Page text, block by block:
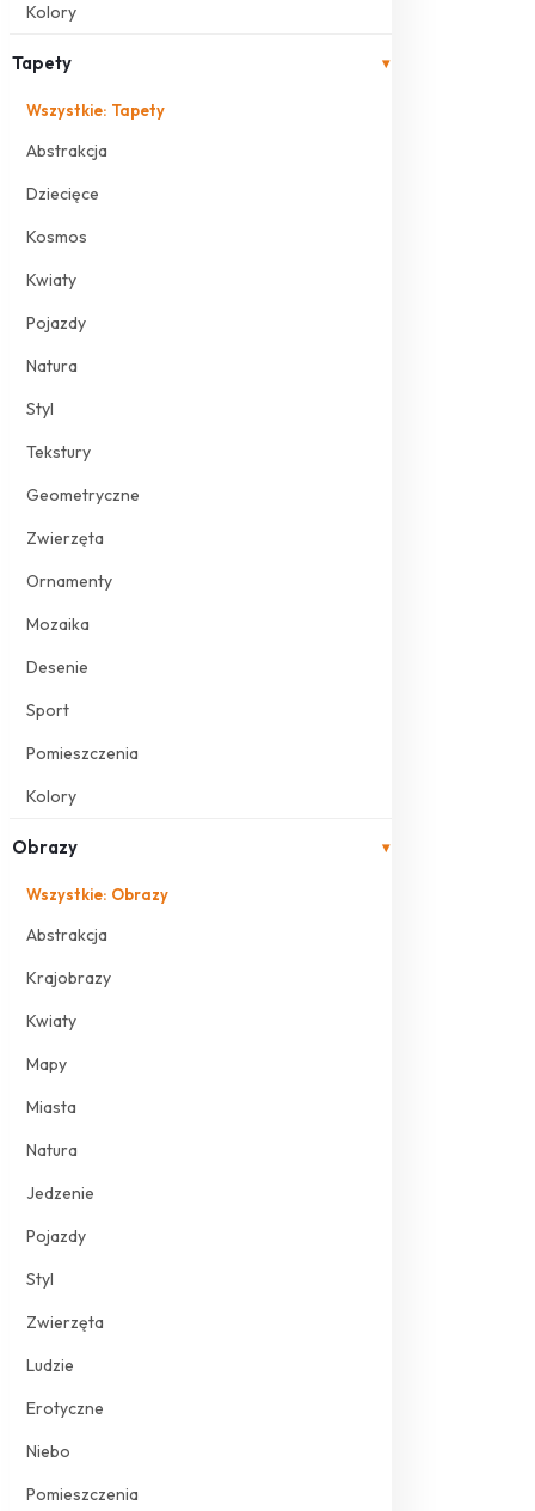
Kolory
Tapety ▾
Wszystkie: Tapety
Abstrakcja
Dziecięce
Kosmos
Kwiaty
Pojazdy
Natura
Styl
Tekstury
Geometryczne
Zwierzęta
Ornamenty
Mozaika
Desenie
Sport
Pomieszczenia
Kolory
Obrazy ▾
Wszystkie: Obrazy
Abstrakcja
Krajobrazy
Kwiaty
Mapy
Miasta
Natura
Jedzenie
Pojazdy
Styl
Zwierzęta
Ludzie
Erotyczne
Niebo
Pomieszczenia